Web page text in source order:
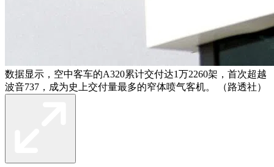
数据显示，空中客车的A320累计交付达1万2260架，首次超越
波音737，成为史上交付量最多的窄体喷气客机。 （路透社）